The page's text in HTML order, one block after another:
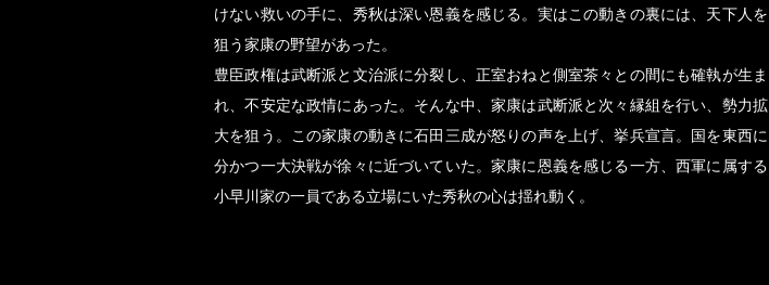
けない救いの手に、秀秋は深い恩義を感じる。実はこの動きの裏には、天下人を
狙う家康の野望があった。
豊臣政権は武断派と文治派に分裂し、正室おねと側室茶々との間にも確執が生ま
れ、不安定な政情にあった。そんな中、家康は武断派と次々縁組を行い、勢力拡
大を狙う。この家康の動きに石田三成が怒りの声を上げ、挙兵宣言。国を東西に
分かつ一大決戦が徐々に近づいていた。家康に恩義を感じる一方、西軍に属する
小早川家の一員である立場にいた秀秋の心は揺れ動く。